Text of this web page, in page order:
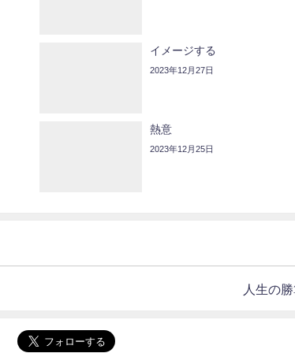
イメージする
2023年12月27日
熱意
2023年12月25日
人生の